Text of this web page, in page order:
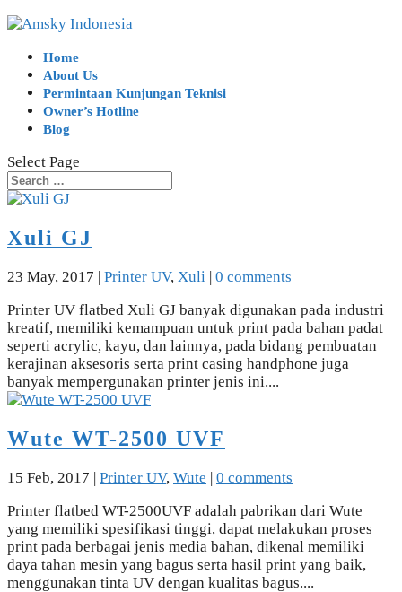
Home
About Us
Permintaan Kunjungan Teknisi
Owner’s Hotline
Blog
Select Page
Xuli GJ
23 May, 2017 | Printer UV, Xuli | 0 comments
Printer UV flatbed Xuli GJ banyak digunakan pada industri
kreatif, memiliki kemampuan untuk print pada bahan padat
seperti acrylic, kayu, dan lainnya, pada bidang pembuatan
kerajinan aksesoris serta print casing handphone juga
banyak mempergunakan printer jenis ini....
Wute WT-2500 UVF
15 Feb, 2017 | Printer UV, Wute | 0 comments
Printer flatbed WT-2500UVF adalah pabrikan dari Wute
yang memiliki spesifikasi tinggi, dapat melakukan proses
print pada berbagai jenis media bahan, dikenal memiliki
daya tahan mesin yang bagus serta hasil print yang baik,
menggunakan tinta UV dengan kualitas bagus....